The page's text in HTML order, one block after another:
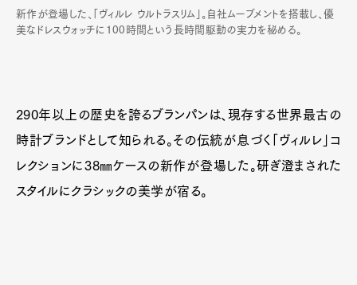
新作が登場した、「ヴィルレ ウルトラスリム」。自社ムーブメントを搭載し、優
美なドレスウォッチに100時間という長時間駆動の実力を秘める。
290年以上の歴史を誇るブランパンは、現存する世界最古の
時計ブランドとして知られる。その伝統が息づく「ヴィルレ」コ
レクションに38㎜ケースの新作が登場した。研ぎ澄まされた
スタイルにクラシックの美学が宿る。